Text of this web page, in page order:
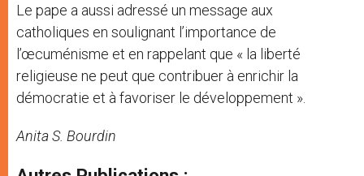
Le pape a aussi adressé un message aux
catholiques en soulignant l’importance de
l’œcuménisme et en rappelant que « la liberté
religieuse ne peut que contribuer à enrichir la
démocratie et à favoriser le développement ».
Anita S. Bourdin